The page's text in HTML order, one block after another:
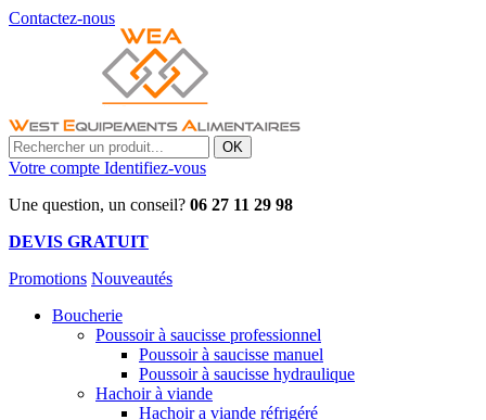
Contactez-nous
OK
Votre compte Identifiez-vous
Une question, un conseil? 06 27 11 29 98
DEVIS GRATUIT
Promotions Nouveautés
Boucherie
Poussoir à saucisse professionnel
Poussoir à saucisse manuel
Poussoir à saucisse hydraulique
Hachoir à viande
Hachoir a viande réfrigéré